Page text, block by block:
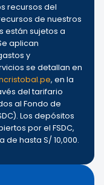
recursos del
de nuestros
están sujetos a
aplican
y
se detallan en
, en la
del tarifario
al Fondo de
Los depósitos
por el FSDC,
hasta S/ 10,000.